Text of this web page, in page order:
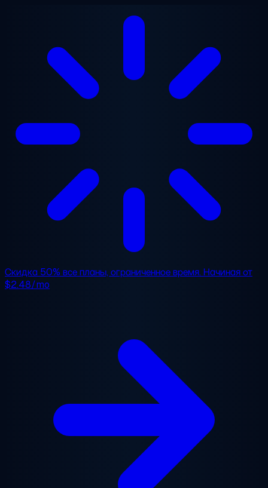
Перейти к основному содержанию
Скидка 50% все планы, ограниченное время. Начиная от
$2.48/mo